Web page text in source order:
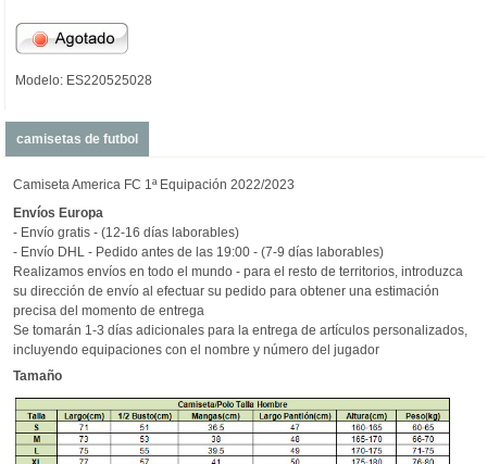
Modelo: ES220525028
camisetas de futbol
Camiseta America FC 1ª Equipación 2022/2023
Envíos Europa
- Envío gratis - (12-16 días laborables)
- Envío DHL - Pedido antes de las 19:00 - (7-9 días laborables)
Realizamos envíos en todo el mundo - para el resto de territorios, introduzca
su dirección de envío al efectuar su pedido para obtener una estimación
precisa del momento de entrega
Se tomarán 1-3 días adicionales para la entrega de artículos personalizados,
incluyendo equipaciones con el nombre y número del jugador
Tamaño